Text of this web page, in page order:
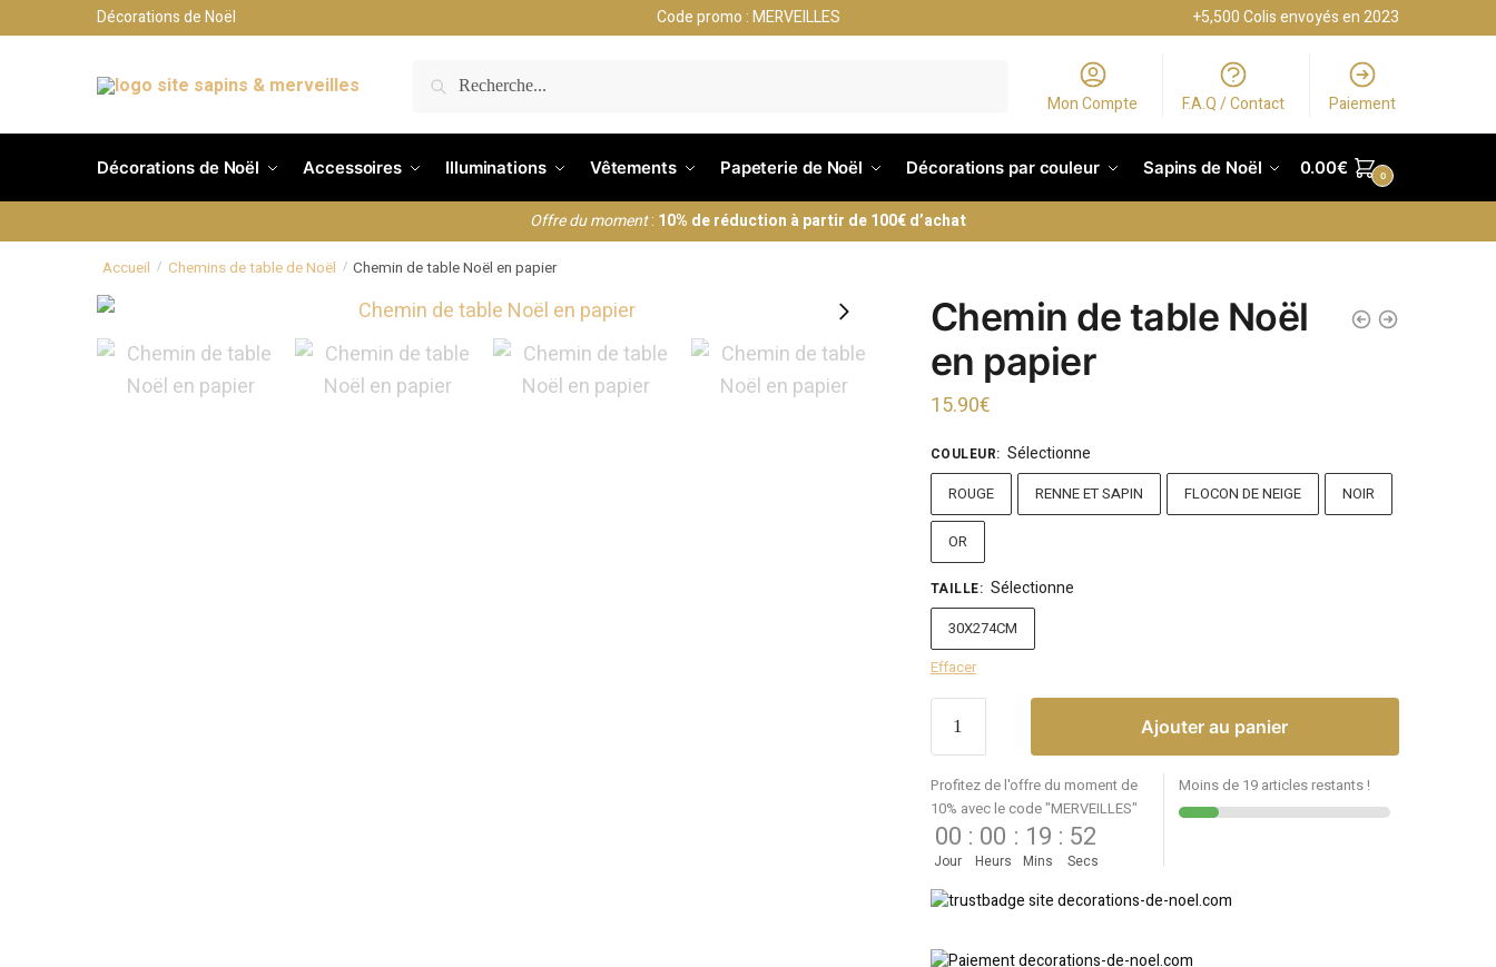
Décorations de Noël Code promo : MERVEILLES +5,500 Colis envoyés en 2023
RECHERCHE
Mon Compte F.A.Q / Contact Paiement
Décorations de Noël Accessoires Illuminations Vêtements Papeterie de Noël Décorations par couleur Sapins de Noël 0.00€ 0
Offre du moment: 10% de réduction à partir de 100€ d’achat
Accueil / Chemins de table de Noël / Chemin de table Noël en papier
Chemin de table Noël
en papier
15.90€
COULEUR: Sélectionne
ROUGE RENNE ET SAPIN FLOCON DE NEIGE NOIR
OR
TAILLE: Sélectionne
30X274CM
Effacer
Ajouter au panier
Profitez de l'offre du moment de
10% avec le code "MERVEILLES"
00
Jour
: 00
Heurs
: 19
Mins
: 52
Secs
Moins de 19 articles restants !